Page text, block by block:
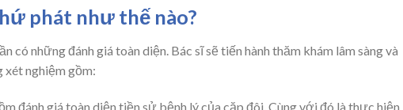
phát như thế nào?
có những đánh giá toàn diện. Bác sĩ sẽ tiến hành thăm khám lâm sàng và
xét nghiệm gồm:
đánh giá toàn diện tiền sử bệnh lý của cặp đôi. Cùng với đó là thực hiện